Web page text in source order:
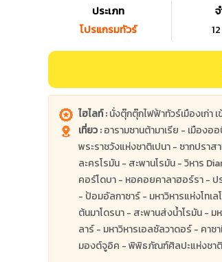
ประเภท
โปรแกรมทัวร์
ไฮไลท์ :นั่งตุ๊กตุ๊กไฟฟ้าทัวร์เมืองเก่า
เที่ยว :อารามซานต้ามาเรีย - เมือง
พระราชวังแห่งชาติเปนา - ซากปรา
ละครโรมัน - สะพานโรมัน - วิหาร
คอร์โดบา - หอคอยคาลาฮอร์รา - ป
- ป้อมอัลกาซาร์ - มหาวิหารแห่งโทเ
ต้นมาโดรนา - สะพานส่งน้ำโรมัน - ม
ลาร์ - มหาวิหารเอลซัลวาดอร์ - ค
มองต์จูอิค - พิพิธภัณฑ์ศิลปะแห่งชาติ